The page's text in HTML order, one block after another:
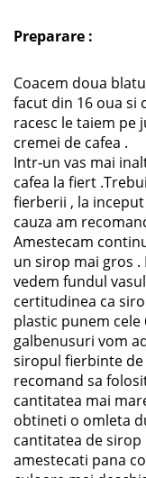
Preparare :
Coacem doua
facut din 16 oua si
racesc le taiem pe
cremei de cafea .
Intr-un vas mai
cafea la fiert
fierberii , la
cauza am
Amestecam
un sirop mai gros
vedem fundul
certitudinea ca
plastic punem cele
galbenusuri vom
siropul fierbinte de
recomand sa
cantitatea mai
obtineti o omleta
cantitatea de
amestecati pana